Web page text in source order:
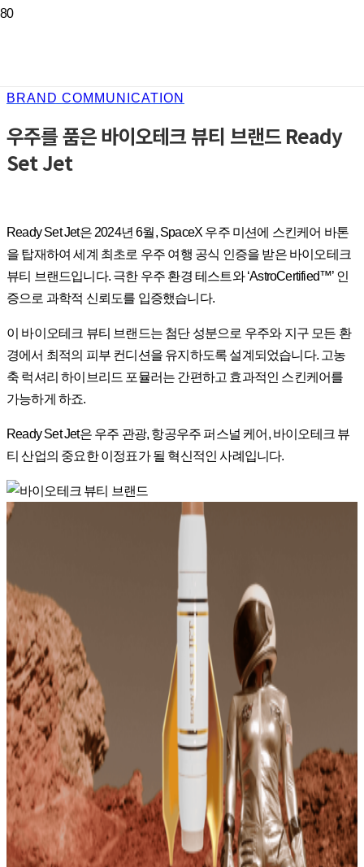
BRAND COMMUNICATION
우주를 품은 바이오테크 뷰티 브랜드 Ready
Set Jet
Ready Set Jet은 2024년 6월, SpaceX 우주 미션에 스킨케어 바톤
을 탑재하여 세계 최초로 우주 여행 공식 인증을 받은 바이오테크
뷰티 브랜드입니다. 극한 우주 환경 테스트와 ‘AstroCertified™’ 인
증으로 과학적 신뢰도를 입증했습니다.
이 바이오테크 뷰티 브랜드는 첨단 성분으로 우주와 지구 모든 환
경에서 최적의 피부 컨디션을 유지하도록 설계되었습니다. 고농
축 럭셔리 하이브리드 포뮬러는 간편하고 효과적인 스킨케어를
가능하게 하죠.
Ready Set Jet은 우주 관광, 항공우주 퍼스널 케어, 바이오테크 뷰
티 산업의 중요한 이정표가 될 혁신적인 사례입니다.